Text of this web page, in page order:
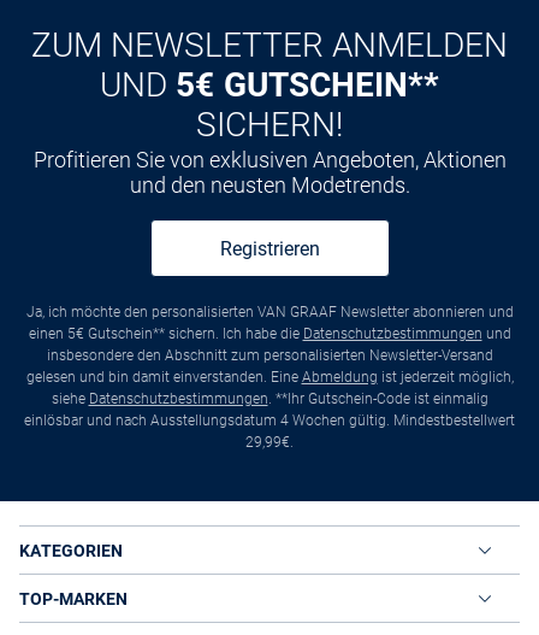
ZUM NEWSLETTER ANMELDEN
UND 5€ GUTSCHEIN**
SICHERN!
Profitieren Sie von exklusiven Angeboten, Aktionen
und den neusten Modetrends.
Registrieren
Ja, ich möchte den personalisierten VAN GRAAF Newsletter abonnieren und
einen 5€ Gutschein** sichern. Ich habe die Datenschutzbestimmungen und
insbesondere den Abschnitt zum personalisierten Newsletter-Versand
gelesen und bin damit einverstanden. Eine Abmeldung ist jederzeit möglich,
siehe Datenschutzbestimmungen. **Ihr Gutschein-Code ist einmalig
einlösbar und nach Ausstellungsdatum 4 Wochen gültig. Mindestbestellwert
29,99€.
KATEGORIEN
TOP-MARKEN